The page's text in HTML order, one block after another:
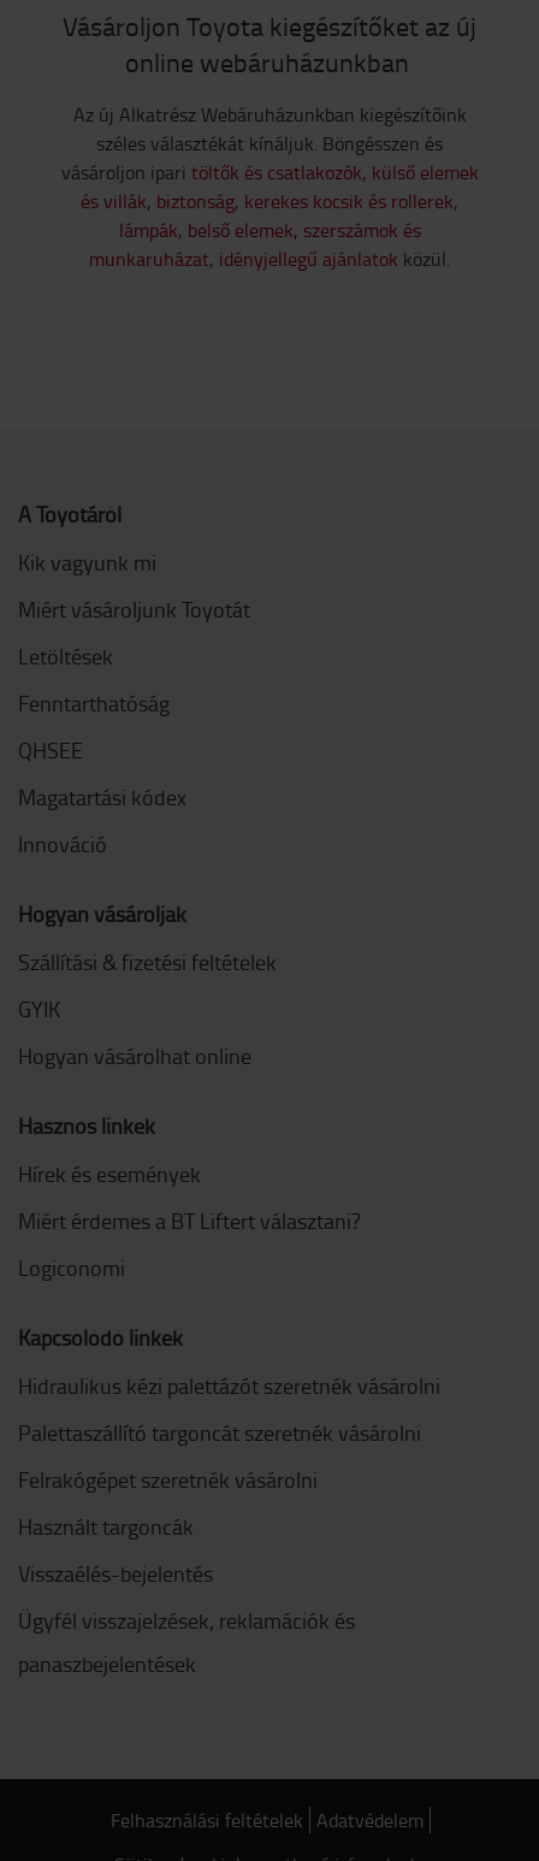
Vásároljon Toyota kiegészítőket az új
online webáruházunkban
Az új Alkatrész Webáruházunkban kiegészítőink
széles választékát kínáljuk. Böngésszen és
vásároljon ipari töltők és csatlakozók, külső elemek
és villák, biztonság, kerekes kocsik és rollerek,
lámpák, belső elemek, szerszámok és
munkaruházat, idényjellegű ajánlatok közül.
A Toyotáról
Kik vagyunk mi
Miért vásároljunk Toyotát
Letöltések
Fenntarthatóság
QHSEE
Magatartási kódex
Innováció
Hogyan vásároljak
Szállítási & fizetési feltételek
GYIK
Hogyan vásárolhat online
Hasznos linkek
Hírek és események
Miért érdemes a BT Liftert választani?
Logiconomi
Kapcsolódó linkek
Hidraulikus kézi palettázót szeretnék vásárolni
Palettaszállító targoncát szeretnék vásárolni
Felrakógépet szeretnék vásárolni
Használt targoncák
Visszaélés-bejelentés
Ügyfél visszajelzések, reklamációk és
panaszbejelentések
Felhasználási feltételek Adatvédelem